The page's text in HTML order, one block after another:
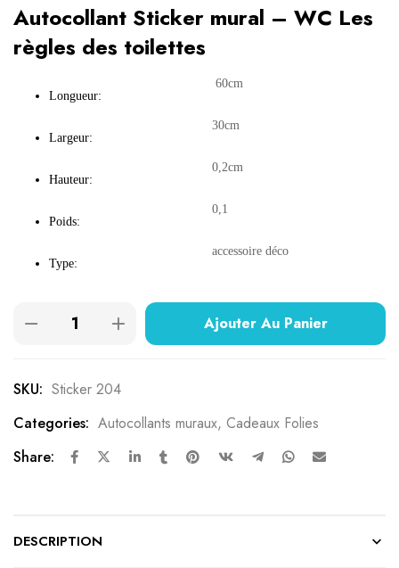
Autocollant Sticker mural – WC Les
règles des toilettes
Longueur:
60cm
Largeur:
30cm
Hauteur:
0,2cm
Poids:
0,1
Type:
accessoire déco
Ajouter Au Panier
SKU: Sticker 204
Categories: Autocollants muraux, Cadeaux Folies
Share:
DESCRIPTION